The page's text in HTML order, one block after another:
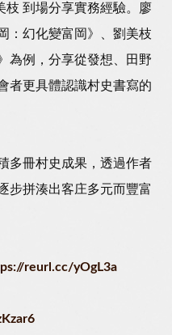
枝 到場分享實務經驗。廖
：幻化變富岡》、劉美枝
為例，分享從發想、田野
者更具體認識村史書寫的
多冊村史成果，透過作者
步拼湊出客庄多元而豐富
reurl.cc/yOgL3a